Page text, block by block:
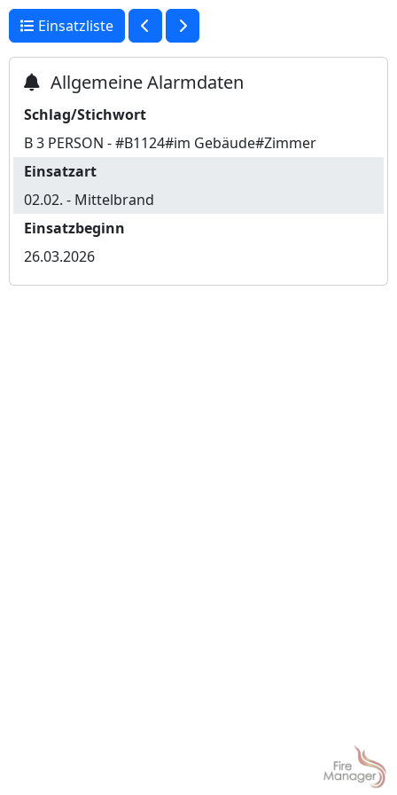
Einsatzliste
Allgemeine Alarmdaten
Schlag/Stichwort
B 3 PERSON - #B1124#im Gebäude#Zimmer
Einsatzart
02.02. - Mittelbrand
Einsatzbeginn
26.03.2026